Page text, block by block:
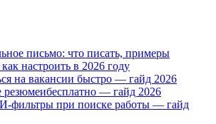
письмо: что писать, примеры
настроить в 2026 году
на вакансии быстро — гайд 2026
резюмеибесплатно — гайд 2026
фильтры при поиске работы — гайд